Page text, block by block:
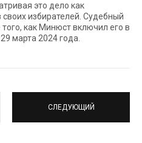
это дело как
избирателей. Судебный
как Минюст включил его в
марта 2024 года.
СЛЕДУЮЩИЙ